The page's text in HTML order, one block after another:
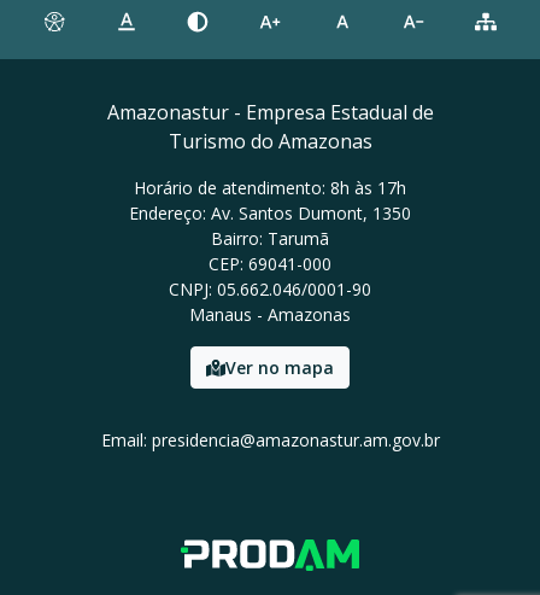
Amazonastur - Empresa Estadual de
Turismo do Amazonas
Horário de atendimento: 8h às 17h
Endereço: Av. Santos Dumont, 1350
Bairro: Tarumã
CEP: 69041-000
CNPJ: 05.662.046/0001-90
Manaus - Amazonas
Ver no mapa
Email: presidencia@amazonastur.am.gov.br